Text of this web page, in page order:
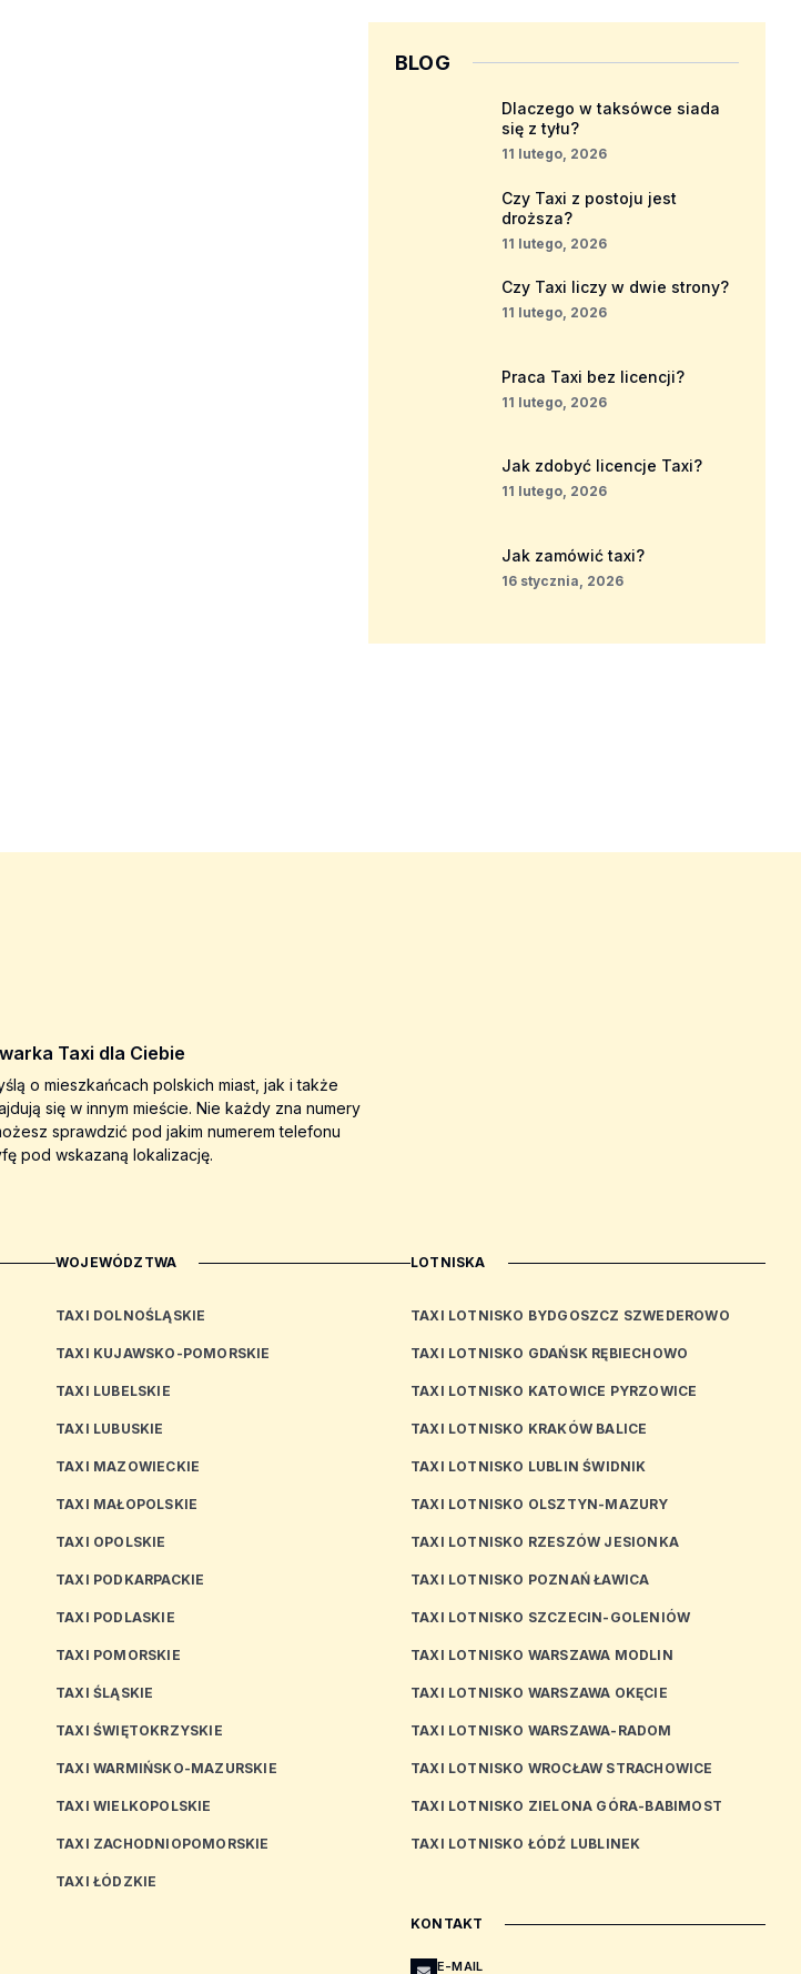
BLOG
Dlaczego w taksówce siada
się z tyłu?
11 lutego, 2026
Czy Taxi z postoju jest
droższa?
11 lutego, 2026
Czy Taxi liczy w dwie strony?
11 lutego, 2026
Praca Taxi bez licencji?
11 lutego, 2026
Jak zdobyć licencje Taxi?
11 lutego, 2026
Jak zamówić taxi?
16 stycznia, 2026
Taxi dla Ciebie
o mieszkańcach polskich miast, jak i także
się w innym mieście. Nie każdy zna numery
sprawdzić pod jakim numerem telefonu
pod wskazaną lokalizację.
WOJEWÓDZTWA
TAXI DOLNOŚLĄSKIE
TAXI KUJAWSKO-POMORSKIE
TAXI LUBELSKIE
TAXI LUBUSKIE
TAXI MAZOWIECKIE
TAXI MAŁOPOLSKIE
TAXI OPOLSKIE
TAXI PODKARPACKIE
TAXI PODLASKIE
TAXI POMORSKIE
TAXI ŚLĄSKIE
TAXI ŚWIĘTOKRZYSKIE
TAXI WARMIŃSKO-MAZURSKIE
TAXI WIELKOPOLSKIE
TAXI ZACHODNIOPOMORSKIE
TAXI ŁÓDZKIE
LOTNISKA
TAXI LOTNISKO BYDGOSZCZ SZWEDEROWO
TAXI LOTNISKO GDAŃSK RĘBIECHOWO
TAXI LOTNISKO KATOWICE PYRZOWICE
TAXI LOTNISKO KRAKÓW BALICE
TAXI LOTNISKO LUBLIN ŚWIDNIK
TAXI LOTNISKO OLSZTYN-MAZURY
TAXI LOTNISKO RZESZÓW JESIONKA
TAXI LOTNISKO POZNAŃ ŁAWICA
TAXI LOTNISKO SZCZECIN-GOLENIÓW
TAXI LOTNISKO WARSZAWA MODLIN
TAXI LOTNISKO WARSZAWA OKĘCIE
TAXI LOTNISKO WARSZAWA-RADOM
TAXI LOTNISKO WROCŁAW STRACHOWICE
TAXI LOTNISKO ZIELONA GÓRA-BABIMOST
TAXI LOTNISKO ŁÓDŹ LUBLINEK
KONTAKT
E-MAIL